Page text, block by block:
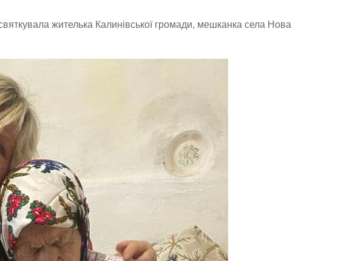
жителька Калинівської громади, мешканка села Нова